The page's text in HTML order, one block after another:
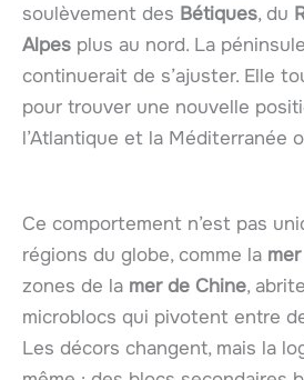
soulèvement des Bétiques, du
Alpes plus au nord. La
continuerait de s’ajuster. Elle
pour trouver une nouvelle
l’Atlantique et la Méditerranée
Ce comportement n’est pas
régions du globe, comme la
zones de la mer de Chine,
microblocs qui pivotent entre
Les décors changent, mais la